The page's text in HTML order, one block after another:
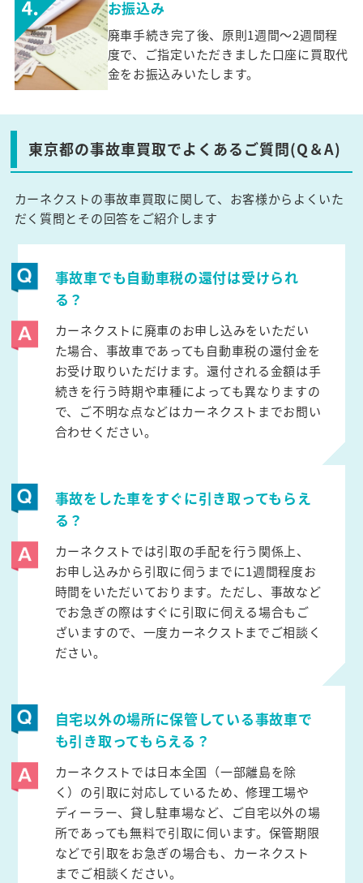
お振込み
廃車手続き完了後、原則1週間～2週間程
度で、ご指定いただきました口座に買取代
金をお振込みいたします。
東京都の事故車買取でよくあるご質問(Q＆A)
カーネクストの事故車買取に関して、お客様からよくいた
だく質問とその回答をご紹介します
事故車でも自動車税の還付は受けられ
る？
カーネクストに廃車のお申し込みをいただい
た場合、事故車であっても自動車税の還付金を
お受け取りいただけます。還付される金額は手
続きを行う時期や車種によっても異なりますの
で、ご不明な点などはカーネクストまでお問い
合わせください。
事故をした車をすぐに引き取ってもらえ
る？
カーネクストでは引取の手配を行う関係上、
お申し込みから引取に伺うまでに1週間程度お
時間をいただいております。ただし、事故など
でお急ぎの際はすぐに引取に伺える場合もご
ざいますので、一度カーネクストまでご相談く
ださい。
自宅以外の場所に保管している事故車で
も引き取ってもらえる？
カーネクストでは日本全国（一部離島を除
く）の引取に対応しているため、修理工場や
ディーラー、貸し駐車場など、ご自宅以外の場
所であっても無料で引取に伺います。保管期限
などで引取をお急ぎの場合も、カーネクスト
までご相談ください。